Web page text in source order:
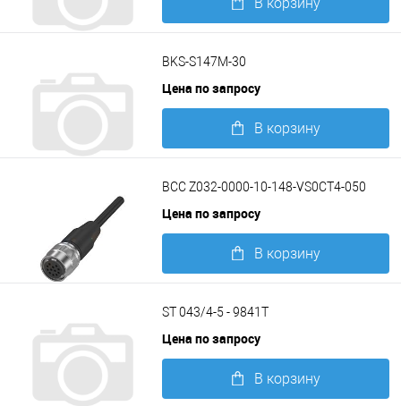
BKS-S147M-30
Цена по запросу
В корзину
BCC Z032-0000-10-148-VS0CT4-050
Цена по запросу
В корзину
ST 043/4-5 - 9841T
Цена по запросу
В корзину